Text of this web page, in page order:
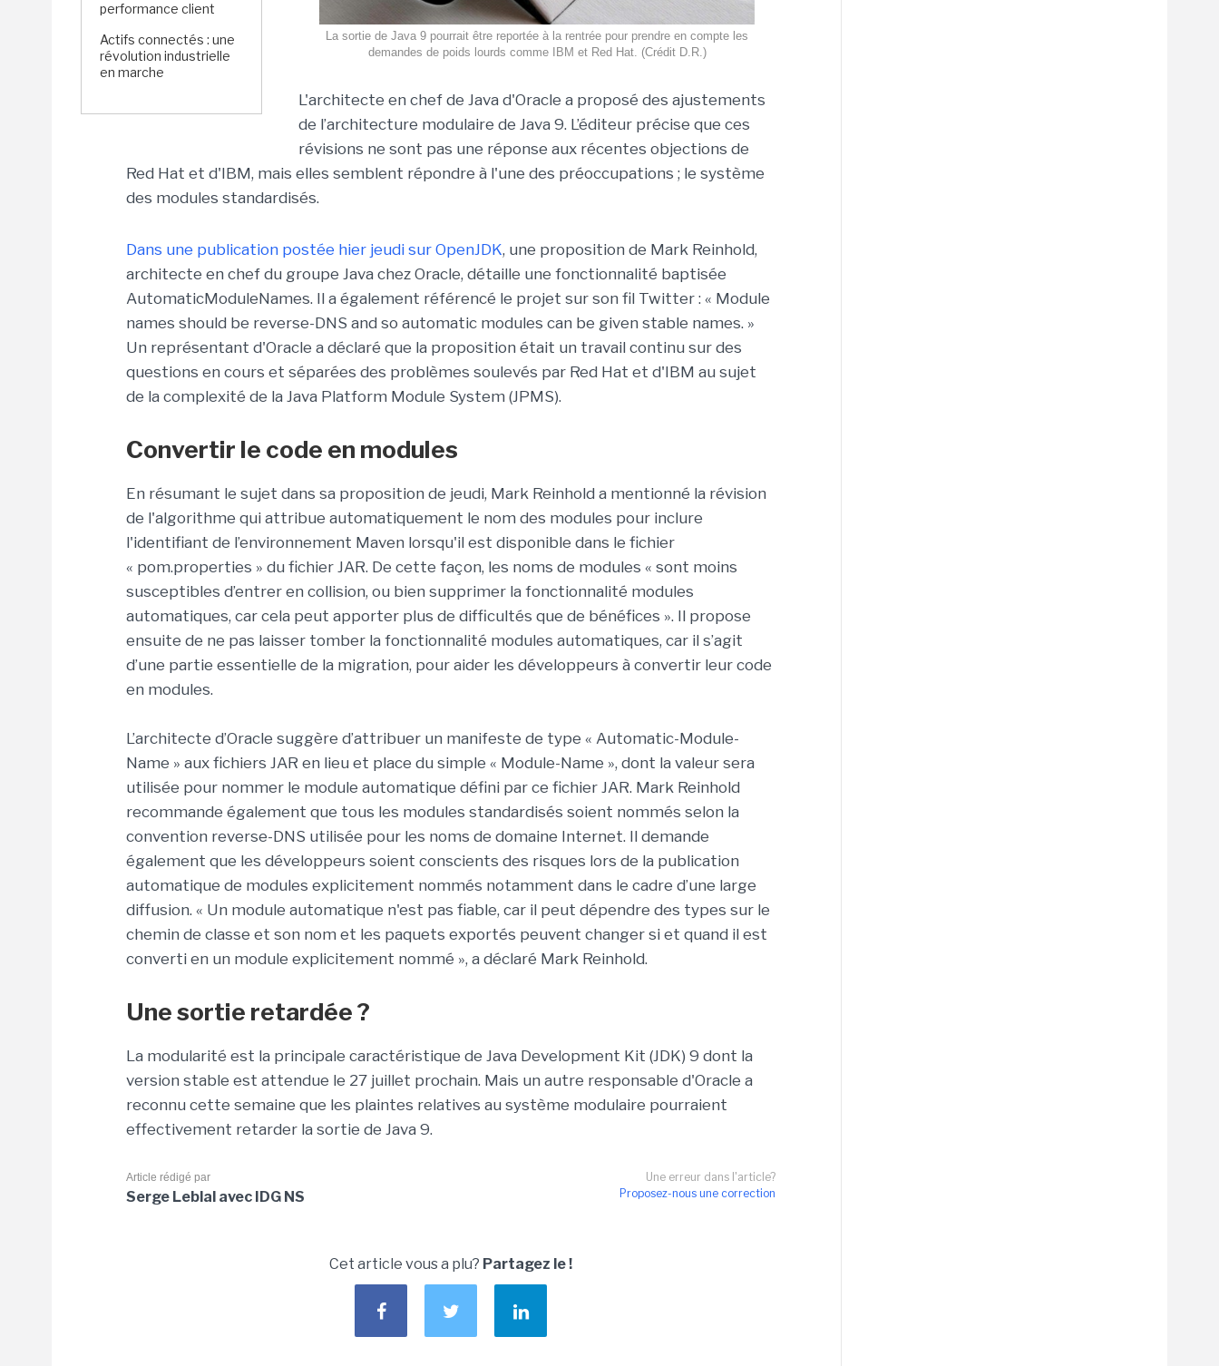
performance client
Actifs connectés : une
révolution industrielle
en marche
La sortie de Java 9 pourrait être reportée à la rentrée pour prendre en compte les
demandes de poids lourds comme IBM et Red Hat. (Crédit D.R.)
L'architecte en chef de Java d'Oracle a proposé des ajustements
de l’architecture modulaire de Java 9. L’éditeur précise que ces
révisions ne sont pas une réponse aux récentes objections de
Red Hat et d'IBM, mais elles semblent répondre à l'une des préoccupations ; le système
des modules standardisés.
Dans une publication postée hier jeudi sur OpenJDK, une proposition de Mark Reinhold,
architecte en chef du groupe Java chez Oracle, détaille une fonctionnalité baptisée
AutomaticModuleNames. Il a également référencé le projet sur son fil Twitter : « Module
names should be reverse-DNS and so automatic modules can be given stable names. »
Un représentant d'Oracle a déclaré que la proposition était un travail continu sur des
questions en cours et séparées des problèmes soulevés par Red Hat et d'IBM au sujet
de la complexité de la Java Platform Module System (JPMS).
Convertir le code en modules
En résumant le sujet dans sa proposition de jeudi, Mark Reinhold a mentionné la révision
de l'algorithme qui attribue automatiquement le nom des modules pour inclure
l'identifiant de l’environnement Maven lorsqu'il est disponible dans le fichier
« pom.properties » du fichier JAR. De cette façon, les noms de modules « sont moins
susceptibles d’entrer en collision, ou bien supprimer la fonctionnalité modules
automatiques, car cela peut apporter plus de difficultés que de bénéfices ». Il propose
ensuite de ne pas laisser tomber la fonctionnalité modules automatiques, car il s’agit
d’une partie essentielle de la migration, pour aider les développeurs à convertir leur code
en modules.
L’architecte d’Oracle suggère d’attribuer un manifeste de type « Automatic-Module-
Name » aux fichiers JAR en lieu et place du simple « Module-Name », dont la valeur sera
utilisée pour nommer le module automatique défini par ce fichier JAR. Mark Reinhold
recommande également que tous les modules standardisés soient nommés selon la
convention reverse-DNS utilisée pour les noms de domaine Internet. Il demande
également que les développeurs soient conscients des risques lors de la publication
automatique de modules explicitement nommés notamment dans le cadre d’une large
diffusion. « Un module automatique n'est pas fiable, car il peut dépendre des types sur le
chemin de classe et son nom et les paquets exportés peuvent changer si et quand il est
converti en un module explicitement nommé », a déclaré Mark Reinhold.
Une sortie retardée ?
La modularité est la principale caractéristique de Java Development Kit (JDK) 9 dont la
version stable est attendue le 27 juillet prochain. Mais un autre responsable d'Oracle a
reconnu cette semaine que les plaintes relatives au système modulaire pourraient
effectivement retarder la sortie de Java 9.
Une erreur dans l'article?
Proposez-nous une correction
Article rédigé par
Serge Leblal avec IDG NS
Cet article vous a plu? Partagez le !